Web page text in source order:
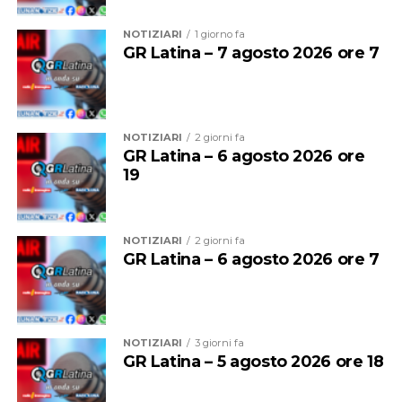
agli studenti il diritto alla mobilità che è sacrosanto”.
Audio
Player
00:00
Per il sindacalista, che martedì sedeva al tavolo con
altre due sigle, Cgil e Uil, ci sono due motivi
fondamentali: “Se non si revoca la procedura o si chiude
con un esito positivo la procedura di licenziamento
NOTIZIARI 1 giorno fa
GR Latina – 7 agosto 2026 ore 7
NOTIZIARI 2 giorni fa
GR Latina – 6 agosto 2026 ore
19
NOTIZIARI 2 giorni fa
GR Latina – 6 agosto 2026 ore 7
NOTIZIARI 3 giorni fa
GR Latina – 5 agosto 2026 ore 18